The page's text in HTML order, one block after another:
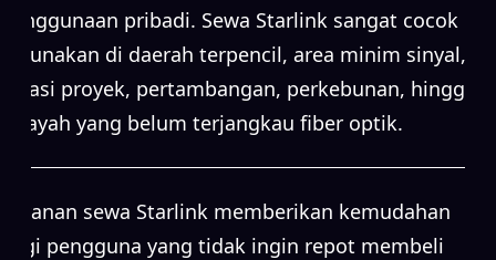
penggunaan pribadi. Sewa Starlink sangat cocok
digunakan di daerah terpencil, area minim sinyal,
lokasi proyek, pertambangan, perkebunan, hingga
wilayah yang belum terjangkau fiber optik.
Layanan sewa Starlink memberikan kemudahan
bagi pengguna yang tidak ingin repot membeli